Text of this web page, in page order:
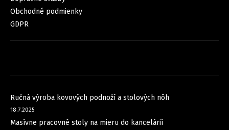
Obchodné podmienky
GDPR
Ručná výroba kovových podnoží a stolových nôh
18.7.2025
Masívne pracovné stoly na mieru do kancelárií